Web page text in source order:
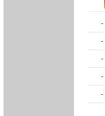
-
-
-
-
-